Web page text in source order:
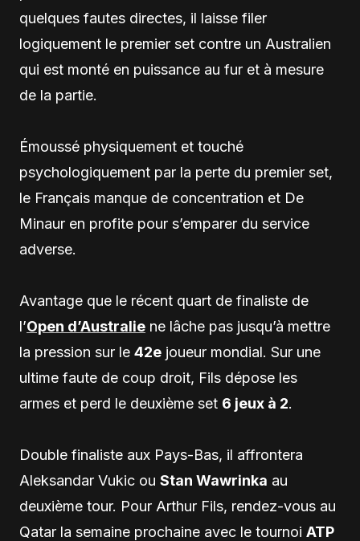
quelques fautes directes, il laisse filer
logiquement le premier set contre un Australien
qui est monté en puissance au fur et à mesure
de la partie.
Émoussé physiquement et touché
psychologiquement par la perte du premier set,
le Français manque de concentration et De
Minaur en profite pour s’emparer du service
adverse.
Avantage que le récent quart de finaliste de
l’Open d’Australie ne lâche pas jusqu’à mettre
la pression sur le 42e joueur mondial. Sur une
ultime faute de coup droit, Fils dépose les
armes et perd le deuxième set 6 jeux à 2.
Double finaliste aux Pays-Bas, il affrontera
Aleksandar Vukic ou Stan Wawrinka au
deuxième tour. Pour Arthur Fils, rendez-vous au
Qatar la semaine prochaine avec le tournoi ATP